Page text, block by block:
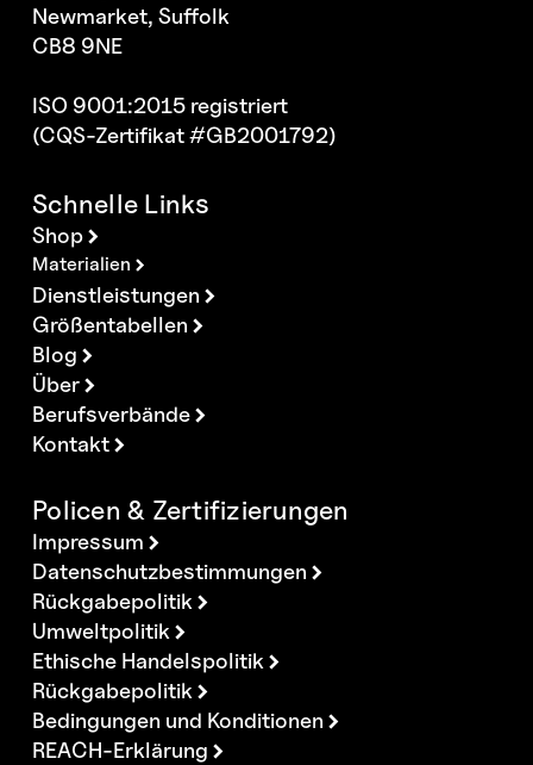
Newmarket, Suffolk
CB8 9NE
ISO 9001:2015 registriert
(CQS-Zertifikat #GB2001792)
Schnelle Links
Shop
Materialien
Dienstleistungen
Größentabellen
Blog
Über
Berufsverbände
Kontakt
Policen & Zertifizierungen
Impressum
Datenschutzbestimmungen
Rückgabepolitik
Umweltpolitik
Ethische Handelspolitik
Rückgabepolitik
Bedingungen und Konditionen
REACH-Erklärung